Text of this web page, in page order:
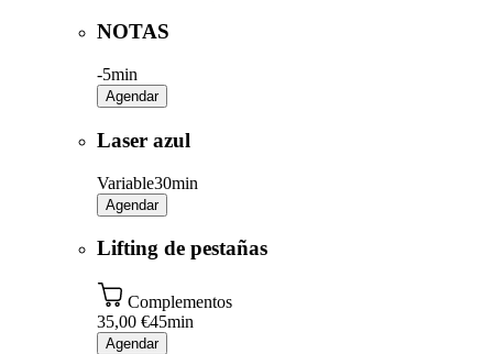
NOTAS
-5min
Agendar
Laser azul
Variable30min
Agendar
Lifting de pestañas
Complementos
35,00 €45min
Agendar